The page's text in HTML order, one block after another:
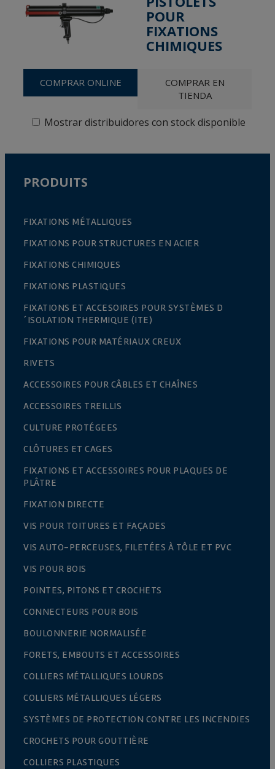
POUR
FIXATIONS
CHIMIQUES
COMPRAR ONLINE
COMPRAR EN
TIENDA
Mostrar distribuidores con stock disponible
PRODUITS
FIXATIONS MÉTALLIQUES
FIXATIONS POUR STRUCTURES EN ACIER
FIXATIONS CHIMIQUES
FIXATIONS PLASTIQUES
FIXATIONS ET ACCESOIRES POUR SYSTÈMES D
´ISOLATION THERMIQUE (ITE)
FIXATIONS POUR MATÉRIAUX CREUX
RIVETS
ACCESSOIRES POUR CÂBLES ET CHAÎNES
ACCESSOIRES TREILLIS
CULTURE PROTÉGEES
CLÔTURES ET CAGES
FIXATIONS ET ACCESSOIRES POUR PLAQUES DE
PLÂTRE
FIXATION DIRECTE
VIS POUR TOITURES ET FAÇADES
VIS AUTO-PERCEUSES, FILETÉES À TÔLE ET PVC
VIS POUR BOIS
POINTES, PITONS ET CROCHETS
CONNECTEURS POUR BOIS
BOULONNERIE NORMALISÉE
FORETS, EMBOUTS ET ACCESSOIRES
COLLIERS MÉTALLIQUES LOURDS
COLLIERS MÉTALLIQUES LÉGERS
SYSTÈMES DE PROTECTION CONTRE LES INCENDIES
CROCHETS POUR GOUTTIÈRE
COLLIERS PLASTIQUES